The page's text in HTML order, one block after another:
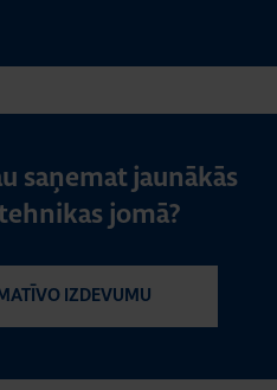
saņemat jaunākās
jomā?
IZDEVUMU